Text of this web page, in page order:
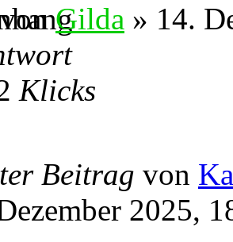
Gilda » 14.
Klicks
Beitrag von
2025,